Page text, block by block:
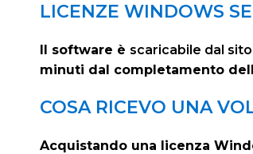
LICENZE WINDOWS
Il software è scaricabile dal
minuti dal completamento
COSA RICEVO UNA
Acquistando una licenza